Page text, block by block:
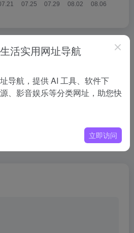
有相关内容!
活实用网址导航
导航，提供 AI 工具、软件下
、影音娱乐等分类网址，助您快
立即访问